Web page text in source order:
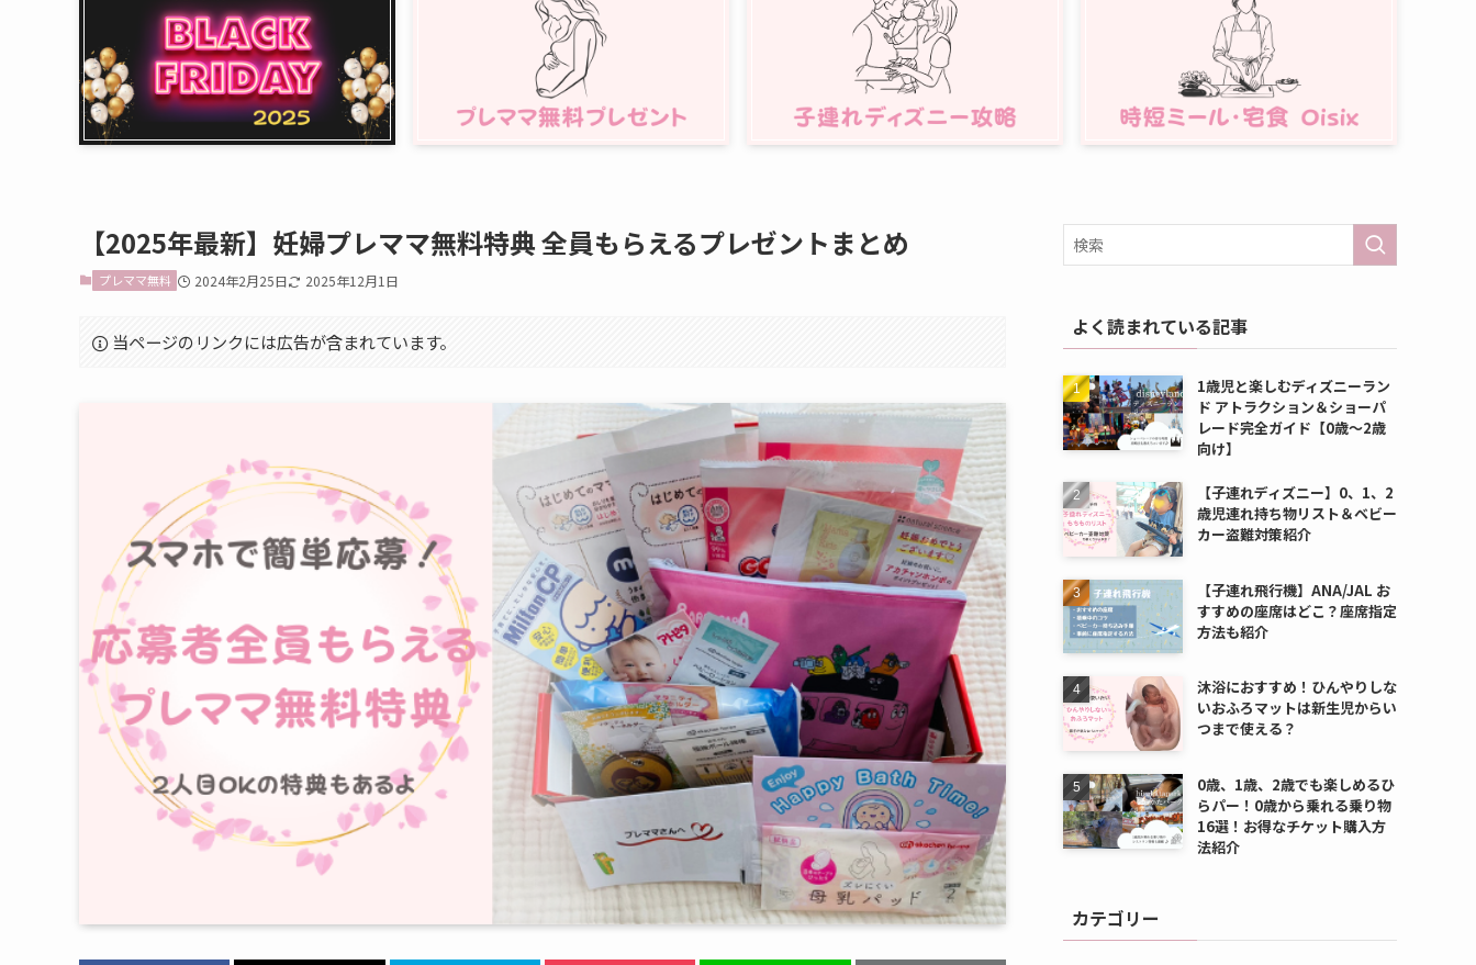
【2025年最新】妊婦プレママ無料特典 全員もらえるプレゼントまとめ
プレママ無料 2024年2月25日 2025年12月1日
当ページのリンクには広告が含まれています。
よく読まれている記事
1歳児と楽しむディズニーラン
ド アトラクション＆ショーパ
レード完全ガイド【0歳～2歳
向け】
【子連れディズニー】0、1、2
歳児連れ持ち物リスト＆ベビー
カー盗難対策紹介
【子連れ飛行機】ANA/JAL お
すすめの座席はどこ？座席指定
方法も紹介
沐浴におすすめ！ひんやりしな
いおふろマットは新生児からい
つまで使える？
0歳、1歳、2歳でも楽しめるひ
らパー！0歳から乗れる乗り物
16選！お得なチケット購入方
法紹介
カテゴリー